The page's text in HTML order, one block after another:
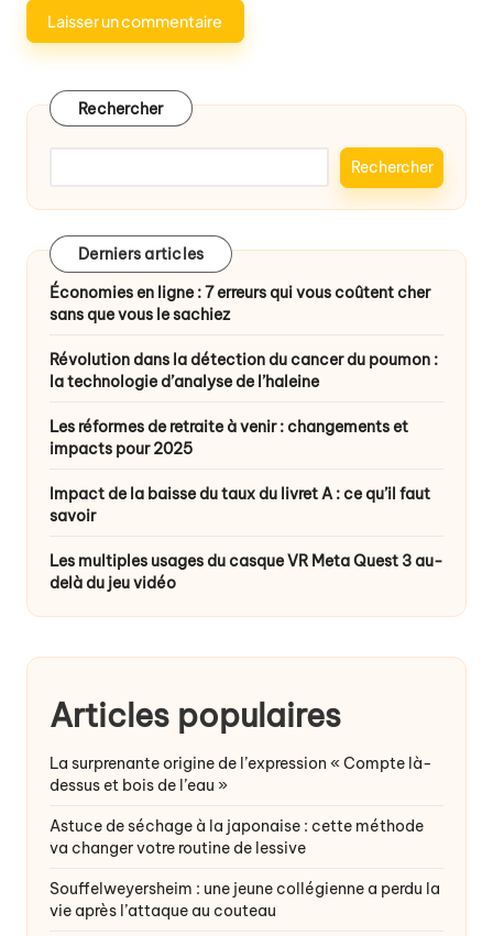
Rechercher
Rechercher
Derniers articles
Économies en ligne : 7 erreurs qui vous coûtent cher
sans que vous le sachiez
Révolution dans la détection du cancer du poumon :
la technologie d’analyse de l’haleine
Les réformes de retraite à venir : changements et
impacts pour 2025
Impact de la baisse du taux du livret A : ce qu’il faut
savoir
Les multiples usages du casque VR Meta Quest 3 au-
delà du jeu vidéo
Articles populaires
La surprenante origine de l’expression « Compte là-
dessus et bois de l’eau »
Astuce de séchage à la japonaise : cette méthode
va changer votre routine de lessive
Souffelweyersheim : une jeune collégienne a perdu la
vie après l’attaque au couteau